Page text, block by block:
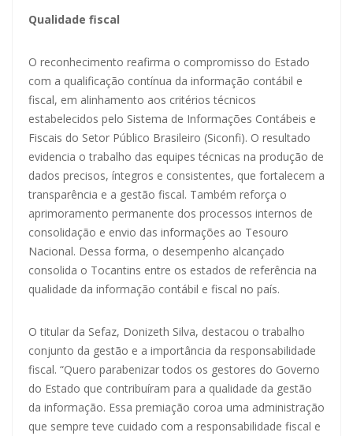
Qualidade fiscal
O reconhecimento reafirma o compromisso do Estado
com a qualificação contínua da informação contábil e
fiscal, em alinhamento aos critérios técnicos
estabelecidos pelo Sistema de Informações Contábeis e
Fiscais do Setor Público Brasileiro (Siconfi). O resultado
evidencia o trabalho das equipes técnicas na produção de
dados precisos, íntegros e consistentes, que fortalecem a
transparência e a gestão fiscal. Também reforça o
aprimoramento permanente dos processos internos de
consolidação e envio das informações ao Tesouro
Nacional. Dessa forma, o desempenho alcançado
consolida o Tocantins entre os estados de referência na
qualidade da informação contábil e fiscal no país.
O titular da Sefaz, Donizeth Silva, destacou o trabalho
conjunto da gestão e a importância da responsabilidade
fiscal. “Quero parabenizar todos os gestores do Governo
do Estado que contribuíram para a qualidade da gestão
da informação. Essa premiação coroa uma administração
que sempre teve cuidado com a responsabilidade fiscal e